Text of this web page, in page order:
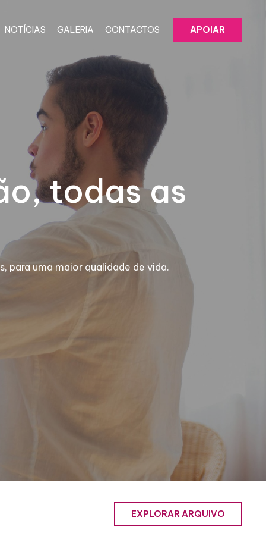
NOTÍCIAS GALERIA CONTACTOS APOIAR
todas as
para uma maior qualidade de vida.
EXPLORAR ARQUIVO